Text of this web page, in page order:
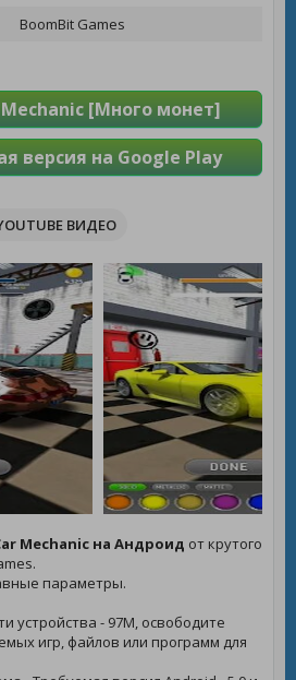
BoomBit Games
[Много монет]
версия на Google Play
ВИДЕО
Mechanic на Андроид от крутого
параметры.
устройства - 97M, освободите
игр, файлов или программ для